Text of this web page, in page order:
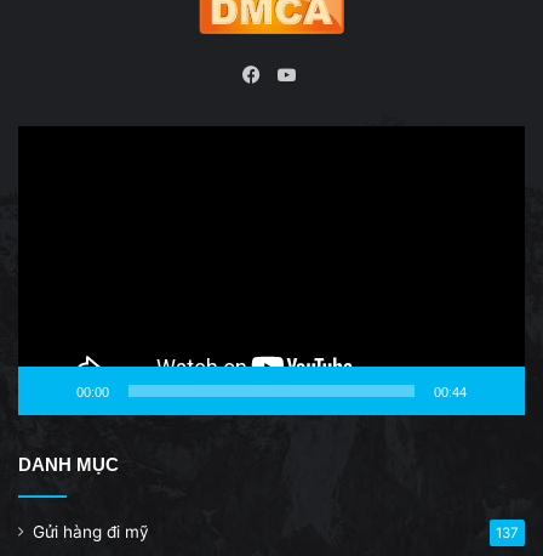
YouTube
00:00 00:44
DANH MỤC
Gửi hàng đi mỹ 137